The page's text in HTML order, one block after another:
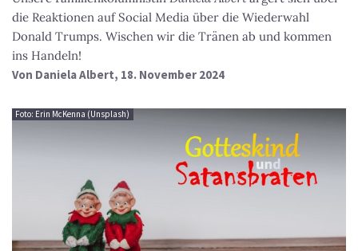
die Reaktionen auf Social Media über die Wiederwahl
Donald Trumps. Wischen wir die Tränen ab und kommen
ins Handeln!
Von Daniela Albert, 18. November 2024
Foto: Erin McKenna (Unsplash)